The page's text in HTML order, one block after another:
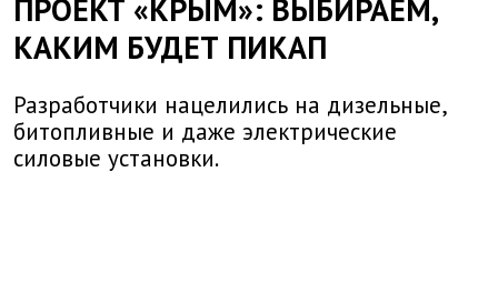
ПРОЕКТ «КРЫМ»: ВЫБИРАЕМ,
КАКИМ БУДЕТ ПИКАП
Разработчики нацелились на дизельные,
битопливные и даже электрические
силовые установки.